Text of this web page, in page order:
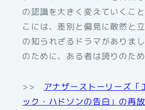
の認識を大きく変えていくこ
こには、差別と偏見に敢然と
の知られざるドラマがありま
のために、ある者は誇りのた
>>
アナザーストーリーズ「
ック・ハドソンの告白」の再